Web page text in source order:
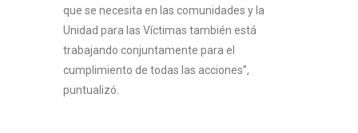
que se necesita en las comunidades y la
Unidad para las Víctimas también está
trabajando conjuntamente para el
cumplimiento de todas las acciones”,
puntualizó.